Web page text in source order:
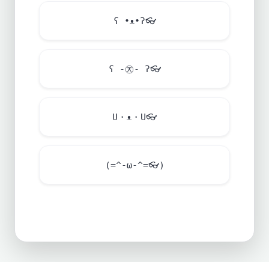
ʕ •ᴥ•ʔ👓
ʕ -㉨- ʔ👓
U・ᴥ・U👓
(=^-ω-^=👓)